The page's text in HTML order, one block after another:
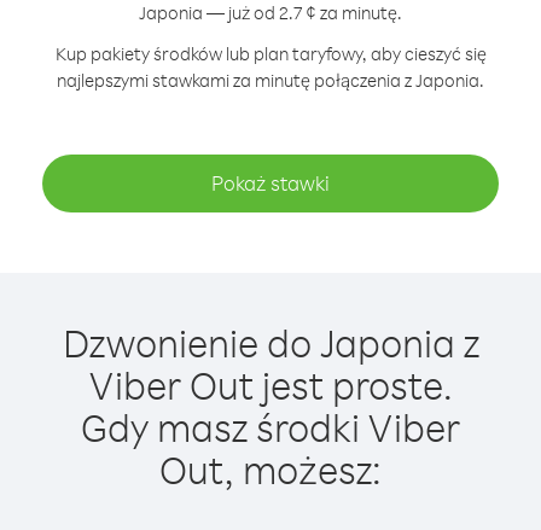
Japonia — już od 2.7 ¢ za minutę.
Kup pakiety środków lub plan taryfowy, aby cieszyć się
najlepszymi stawkami za minutę połączenia z Japonia.
Pokaż stawki
Dzwonienie do Japonia z
Viber Out jest proste.
Gdy masz środki Viber
Out, możesz: